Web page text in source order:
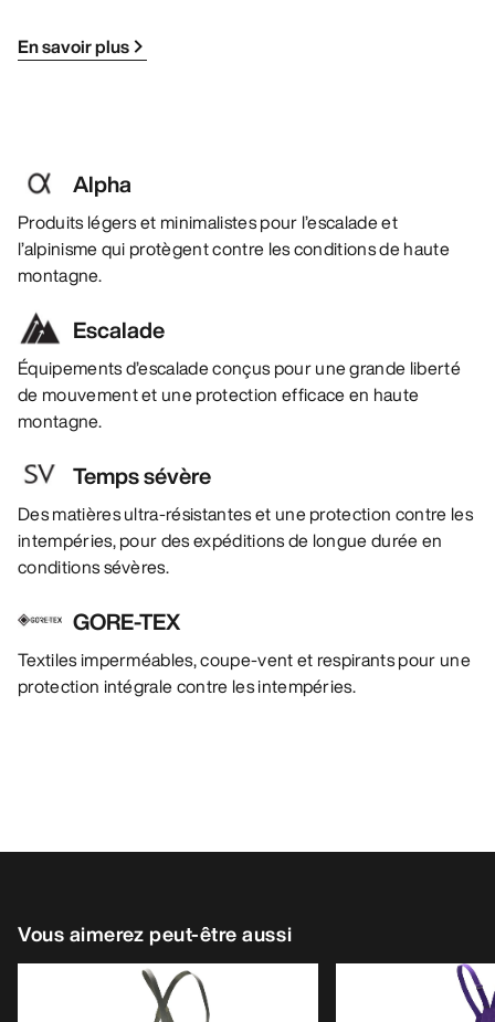
En savoir plus
Alpha
Produits légers et minimalistes pour l’escalade et
l’alpinisme qui protègent contre les conditions de haute
montagne.
Escalade
Équipements d’escalade conçus pour une grande liberté
de mouvement et une protection efficace en haute
montagne.
Temps sévère
Des matières ultra-résistantes et une protection contre les
intempéries, pour des expéditions de longue durée en
conditions sévères.
GORE-TEX
Textiles imperméables, coupe-vent et respirants pour une
protection intégrale contre les intempéries.
Vous aimerez peut-être aussi